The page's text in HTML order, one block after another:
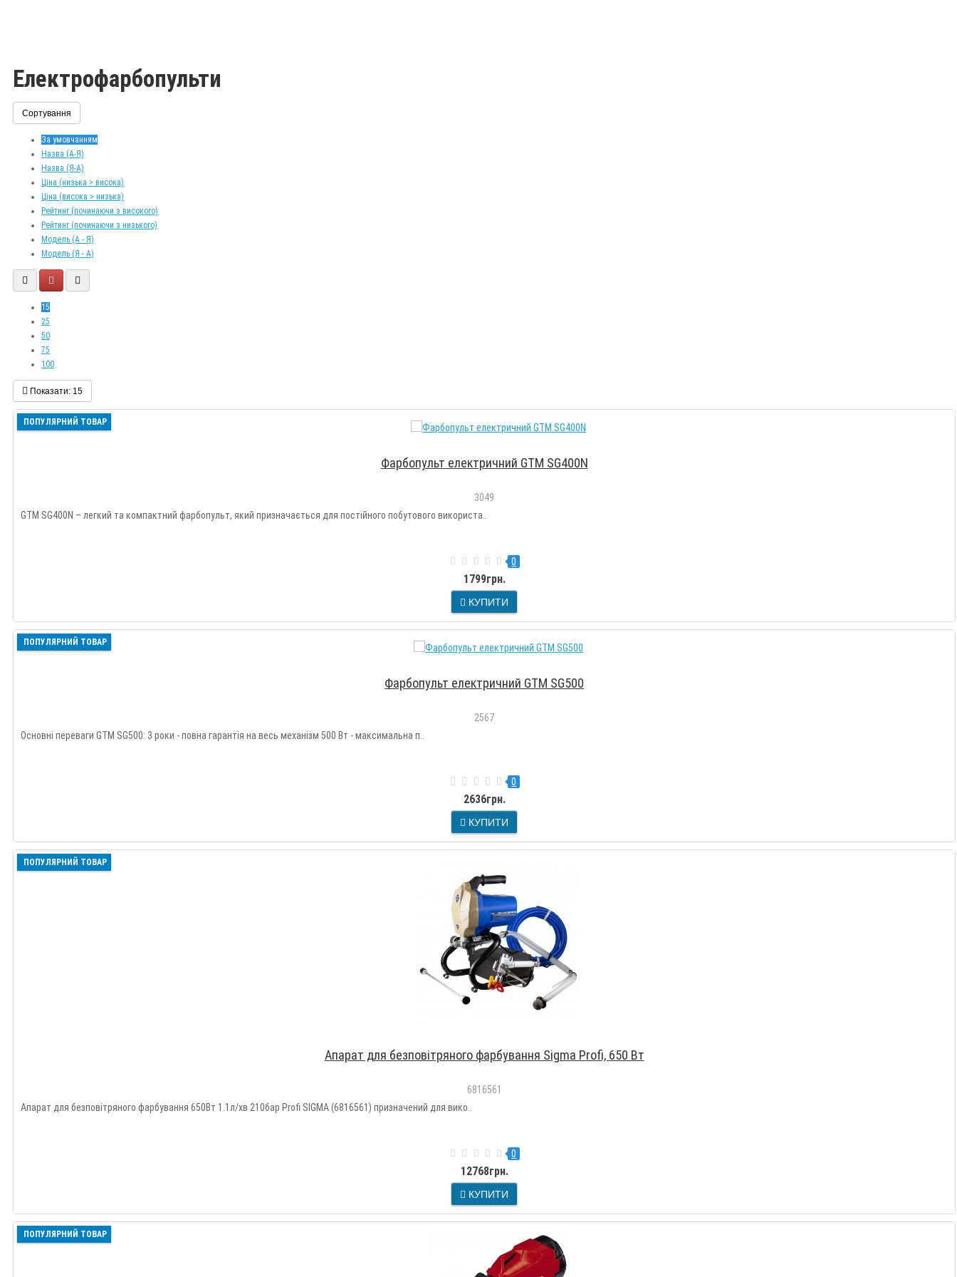
Електрофарбопульти
Сортування
За умовчанням
Назва (А-Я)
Назва (Я-А)
Ціна (низька > висока)
Ціна (висока > низька)
Рейтинг (починаючи з високого)
Рейтинг (починаючи з низького)
Модель (А - Я)
Модель (Я - А)
15
25
50
75
100
Показати: 15
ПОПУЛЯРНИЙ ТОВАР
Фарбопульт електричний GTM SG400N
3049
GTM SG400N – легкий та компактний фарбопульт, який призначається для постійного побутового використа..
0
1799грн.
КУПИТИ
ПОПУЛЯРНИЙ ТОВАР
Фарбопульт електричний GTM SG500
2567
Основні переваги GTM SG500: 3 роки - повна гарантія на весь механізм 500 Вт - максимальна п..
0
2636грн.
КУПИТИ
ПОПУЛЯРНИЙ ТОВАР
Апарат для безповітряного фарбування Sigma Profi, 650 Вт
6816561
Апарат для безповітряного фарбування 650Вт 1.1л/хв 210бар Profi SIGMA (6816561) призначений для вико..
0
12768грн.
КУПИТИ
ПОПУЛЯРНИЙ ТОВАР